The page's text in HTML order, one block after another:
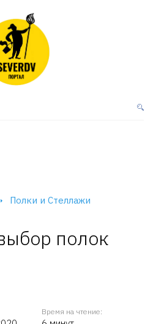
Полки и Стеллажи
полок
Время на чтение: